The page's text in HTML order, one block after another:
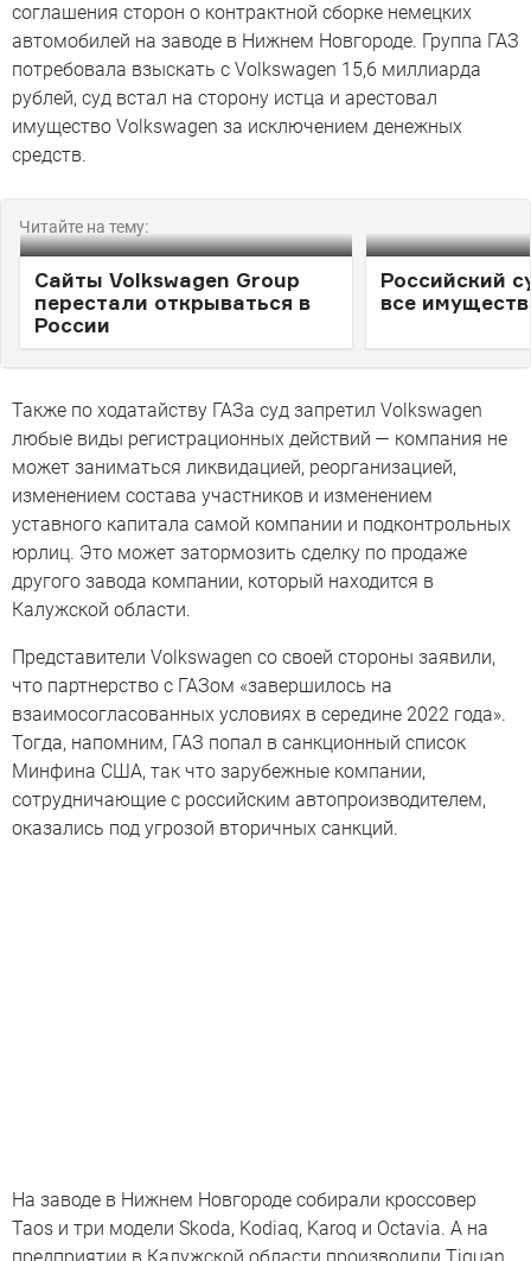
соглашения сторон о контрактной сборке немецких
автомобилей на заводе в Нижнем Новгороде. Группа ГАЗ
потребовала взыскать с Volkswagen 15,6 миллиарда
рублей, суд встал на сторону истца и арестовал
имущество Volkswagen за исключением денежных
средств.
Читайте на тему:
Сайты Volkswagen Group
перестали открываться в
России
Российский
все
Также по ходатайству ГАЗа суд запретил Volkswagen
любые виды регистрационных действий — компания не
может заниматься ликвидацией, реорганизацией,
изменением состава участников и изменением
уставного капитала самой компании и подконтрольных
юрлиц. Это может затормозить сделку по продаже
другого завода компании, который находится в
Калужской области.
Представители Volkswagen со своей стороны заявили,
что партнерство с ГАЗом «завершилось на
взаимосогласованных условиях в середине 2022 года».
Тогда, напомним, ГАЗ попал в санкционный список
Минфина США, так что зарубежные компании,
сотрудничающие с российским автопроизводителем,
оказались под угрозой вторичных санкций.
На заводе в Нижнем Новгороде собирали кроссовер
Taos и три модели Skoda, Kodiaq, Karoq и Octavia. А на